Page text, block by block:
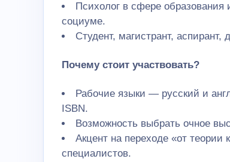
Психолог в сфере
социуме.
Студент, магистрант,
Почему стоит участвовать?
Рабочие языки — русский и
ISBN.
Возможность выбрать очное
Акцент на переходе «от теории
специалистов.